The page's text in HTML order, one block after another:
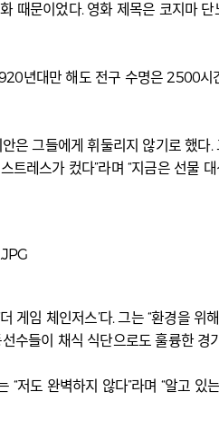
문이었다. 영화 제목은 코지마 단
년대만 해도 전구 수명은 2500
은 그들에게 휘둘리지 않기로 했
레스가 컸다”라며 “지금은 선물
임 체인저스’다. 그는 “환경을
수들이 채식 식단으로도 훌륭한 경
저도 완벽하지 않다”라며 “알고